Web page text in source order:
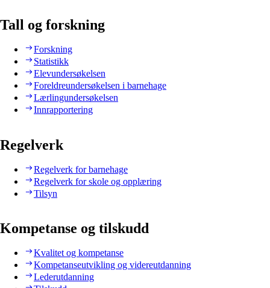
Tall og forskning
Forskning
Statistikk
Elevundersøkelsen
Foreldreundersøkelsen i barnehage
Lærlingundersøkelsen
Innrapportering
Regelverk
Regelverk for barnehage
Regelverk for skole og opplæring
Tilsyn
Kompetanse og tilskudd
Kvalitet og kompetanse
Kompetanseutvikling og videreutdanning
Lederutdanning